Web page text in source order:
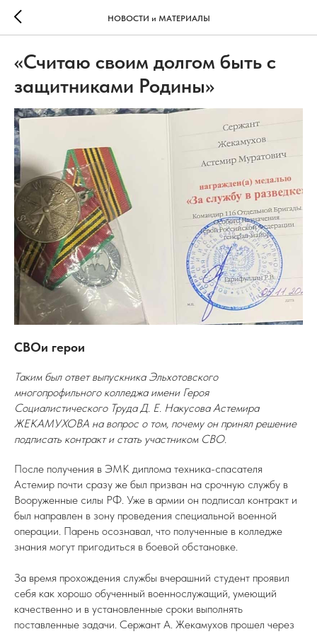
НОВОСТИ и МАТЕРИАЛЫ
«Считаю своим долгом быть с
защитниками Родины»
СВОи герои
Таким был ответ выпускника Эльхотовского
многопрофильного колледжа имени Героя
Социалистического Труда Д. Е. Накусова Астемира
ЖЕКАМУХОВА на вопрос о том, почему он принял решение
подписать контракт и стать участником СВО.
После получения в ЭМК диплома техника-спасателя
Астемир почти сразу же был призван на срочную службу в
Вооруженные силы РФ. Уже в армии он подписал контракт и
был направлен в зону проведения специальной военной
операции. Парень осознавал, что полученные в колледже
знания могут пригодиться в боевой обстановке.
За время прохождения службы вчерашний студент проявил
себя как хорошо обученный военнослужащий, умеющий
качественно и в установленные сроки выполнять
поставленные задачи. Сержант А. Жекамухов прошел через